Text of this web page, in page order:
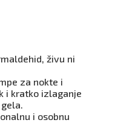
živu ni
za nokte i
i kratko izlaganje
i osobnu